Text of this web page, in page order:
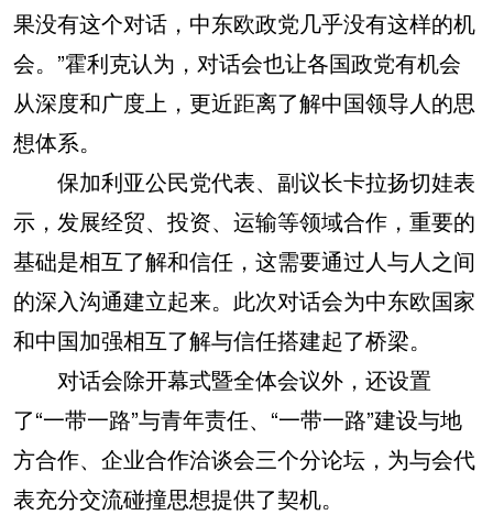
果没有这个对话，中东欧政党几乎没有这样的机
会。”霍利克认为，对话会也让各国政党有机会
从深度和广度上，更近距离了解中国领导人的思
想体系。
保加利亚公民党代表、副议长卡拉扬切娃表
示，发展经贸、投资、运输等领域合作，重要的
基础是相互了解和信任，这需要通过人与人之间
的深入沟通建立起来。此次对话会为中东欧国家
和中国加强相互了解与信任搭建起了桥梁。
对话会除开幕式暨全体会议外，还设置
了“一带一路”与青年责任、“一带一路”建设与地
方合作、企业合作洽谈会三个分论坛，为与会代
表充分交流碰撞思想提供了契机。